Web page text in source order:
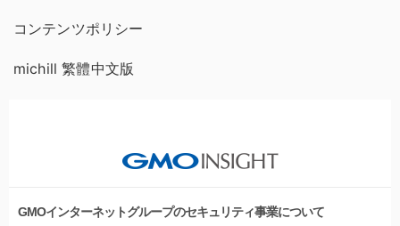
コンテンツポリシー
michill 繁體中文版
GMOインターネットグループのセキュリティ事業について